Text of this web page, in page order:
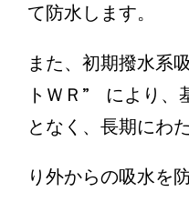
て防水します。
また、初期撥水系
トＷＲ” により、
となく、長期にわた
り外からの吸水を